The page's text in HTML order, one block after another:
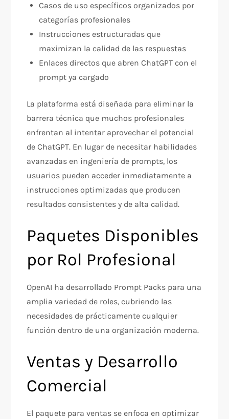
Casos de uso específicos organizados por
categorías profesionales​
Instrucciones estructuradas que
maximizan la calidad de las respuestas​
Enlaces directos que abren ChatGPT con el
prompt ya cargado​
La plataforma está diseñada para eliminar la
barrera técnica que muchos profesionales
enfrentan al intentar aprovechar el potencial
de ChatGPT. En lugar de necesitar habilidades
avanzadas en ingeniería de prompts, los
usuarios pueden acceder inmediatamente a
instrucciones optimizadas que producen
resultados consistentes y de alta calidad.​
Paquetes Disponibles
por Rol Profesional
OpenAI ha desarrollado Prompt Packs para una
amplia variedad de roles, cubriendo las
necesidades de prácticamente cualquier
función dentro de una organización moderna.​
Ventas y Desarrollo
Comercial
El paquete para ventas se enfoca en optimizar